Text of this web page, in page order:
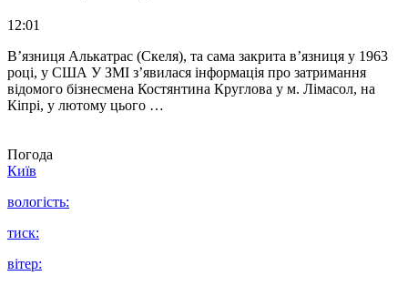
12:01
В’язниця Алькатрас (Скеля), та сама закрита в’язниця у 1963
році, у США У ЗМІ з’явилася інформація про затримання
відомого бізнесмена Костянтина Круглова у м. Лімасол, на
Кіпрі, у лютому цього …
Погода
Київ
вологість:
тиск:
вітер: